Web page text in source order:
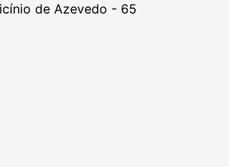
de Azevedo - 65